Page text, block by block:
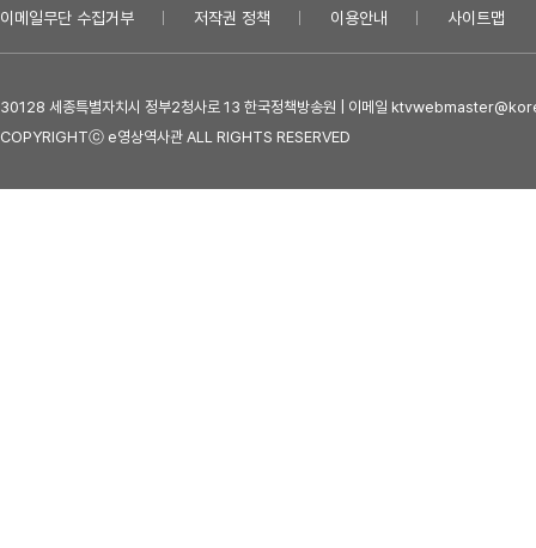
이메일무단 수집거부 저작권 정책 이용안내 사이트맵
30128 세종특별자치시 정부2청사로 13 한국정책방송원 | 이메일
COPYRIGHTⓒ e영상역사관 ALL RIGHTS RESERVED